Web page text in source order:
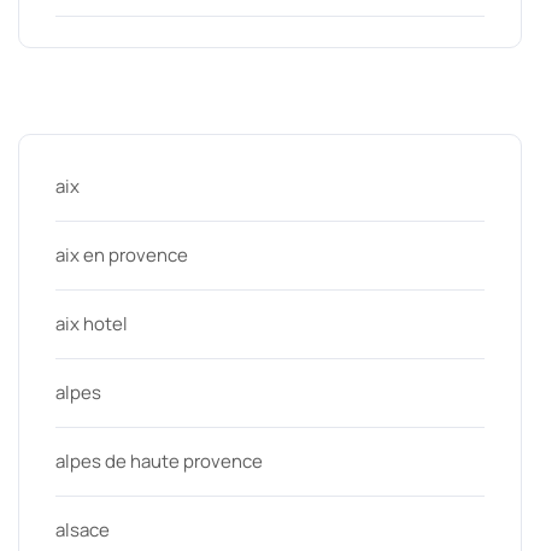
aix
aix en provence
aix hotel
alpes
alpes de haute provence
alsace